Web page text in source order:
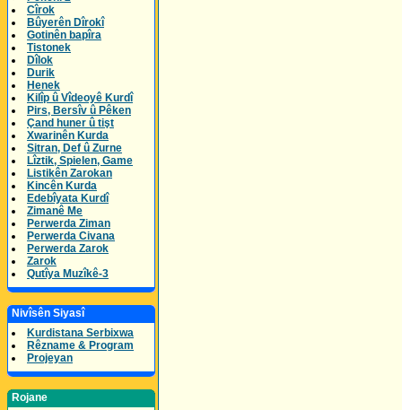
Cîrok
Bûyerên Dîrokî
Gotinên bapîra
Tistonek
Dîlok
Durik
Henek
Kilîp û Vîdeoyê Kurdî
Pirs, Bersîv û Pêken
Çand huner û tişt
Xwarinên Kurda
Sitran, Def û Zurne
Lîztik, Spielen, Game
Listikên Zarokan
Kincên Kurda
Edebîyata Kurdî
Zimanê Me
Perwerda Ziman
Perwerda Civana
Perwerda Zarok
Zarok
Qutîya Muzîkê-3
Nivîsên Siyasî
Kurdistana Serbixwa
Rêzname & Program
Projeyan
Rojane